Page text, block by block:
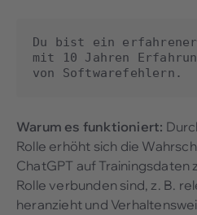
Du bist ein
mit 10 Jahren
von Softwarefehlern.
Warum es funktioniert:
Rolle erhöht sich die
ChatGPT auf
Rolle verbunden sind, z. B.
heranzieht und